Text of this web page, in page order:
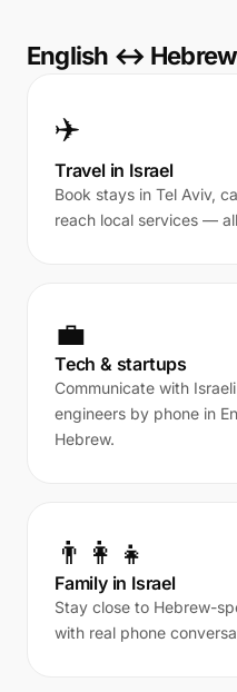
English ↔ Hebrew
✈️
Travel in Israel
Book stays in Tel Aviv,
reach local services —
💼
Tech & startups
Communicate with
engineers by phone in
Hebrew.
👨‍👩‍👧
Family in Israel
Stay close to Hebrew-
with real phone